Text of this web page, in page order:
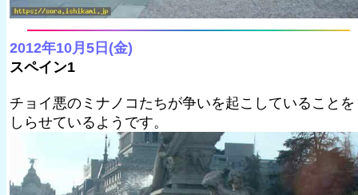
2012年10月5日(金)
スペイン1
チョイ悪のミナノコたちが争いを起こしていることを
しらせているようです。